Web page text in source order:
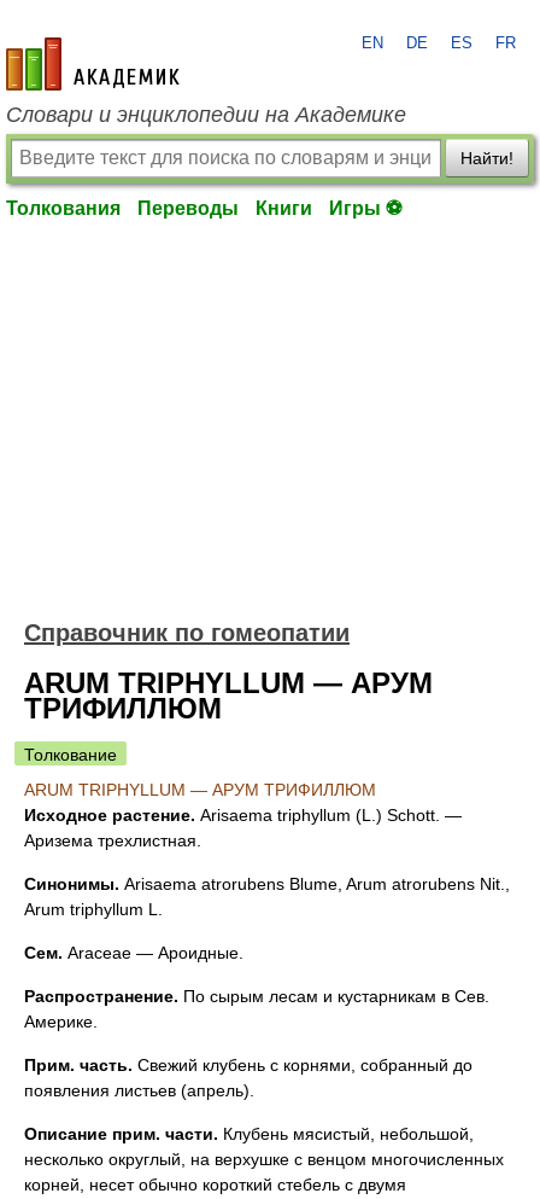
academic.ru
EN DE ES FR
Словари и энциклопедии на Академике
Найти!
Толкования Переводы Книги Игры ⚽
Справочник по гомеопатии
ARUM TRIPHYLLUM — АРУМ
ТРИФИЛЛЮМ
Толкование
ARUM TRIPHYLLUM — АРУМ ТРИФИЛЛЮМ
Исходное растение. Arisaema triphyllum (L.) Schott. —
Аризема трехлистная.
Синонимы. Arisaema atrorubens Blume, Arum atrorubens Nit.,
Arum triphyllum L.
Сем. Araceae — Ароидные.
Распространение. По сырым лесам и кустарникам в Сев.
Америке.
Прим. часть. Свежий клубень с корнями, собранный до
появления листьев (апрель).
Описание прим. части. Клубень мясистый, небольшой,
несколько округлый, на верхушке с венцом многочисленных
корней, несет обычно короткий стебель с двумя